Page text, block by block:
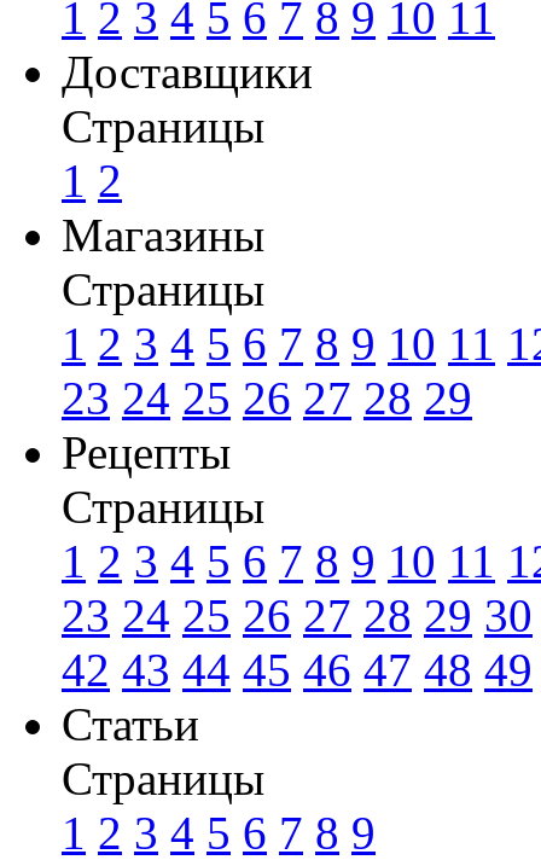
1 2 3 4 5 6 7 8 9 10 11
Доставщики
Страницы
1 2
Магазины
Страницы
1 2 3 4 5 6 7 8 9 10 11
23 24 25 26 27 28 29
Рецепты
Страницы
1 2 3 4 5 6 7 8 9 10 11
23 24 25 26 27 28 29 30
42 43 44 45 46 47 48 49
Статьи
Страницы
1 2 3 4 5 6 7 8 9